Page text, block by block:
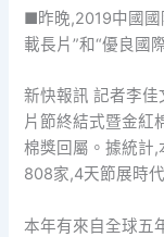
■昨晚,2019中國國
載長片”和“優良國
新快報訊 記者李
片節終結式暨金紅
棉獎回屬。據統計
808家,4天節展時
本年有來自全球五